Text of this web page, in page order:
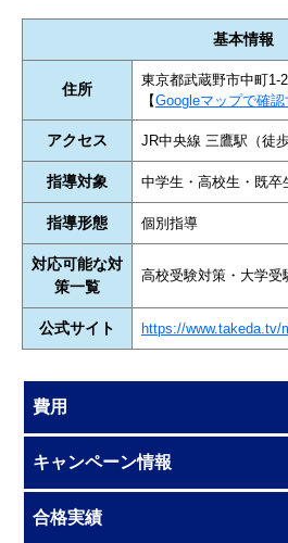
基本情報
住所
東京都武蔵野市中町1-
【Googleマップで確認
アクセス JR中央線 三鷹駅（徒歩
指導対象 中学生・高校生・既卒
指導形態 個別指導
対応可能な対
策一覧
高校受験対策・大学受
公式サイト https://www.takeda.tv/
費用
キャンペーン情報
合格実績